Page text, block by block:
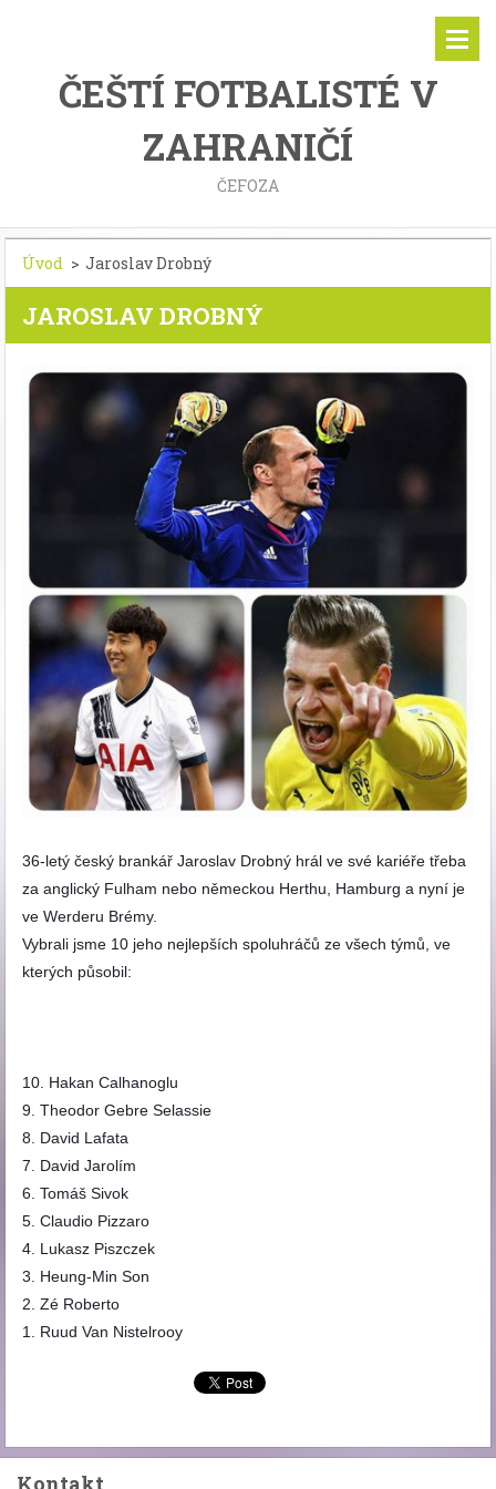
ČEŠTÍ FOTBALISTÉ V
ZAHRANIČÍ
ČEFOZA
Úvod > Jaroslav Drobný
JAROSLAV DROBNÝ
36-letý český brankář Jaroslav Drobný hrál ve své kariéře třeba
za anglický Fulham nebo německou Herthu, Hamburg a nyní je
ve Werderu Brémy.
Vybrali jsme 10 jeho nejlepších spoluhráčů ze všech týmů, ve
kterých působil:
10. Hakan Calhanoglu
9. Theodor Gebre Selassie
8. David Lafata
7. David Jarolím
6. Tomáš Sivok
5. Claudio Pizzaro
4. Lukasz Piszczek
3. Heung-Min Son
2. Zé Roberto
1. Ruud Van Nistelrooy
Kontakt